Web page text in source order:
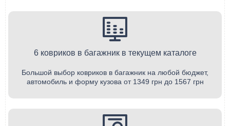
6 ковриков в багажник в текущем каталоге
Большой выбор ковриков в багажник на любой бюджет,
автомобиль и форму кузова от 1349 грн до 1567 грн